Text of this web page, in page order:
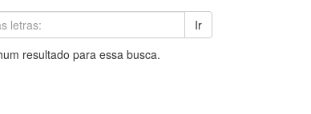
Ir
resultado para essa busca.